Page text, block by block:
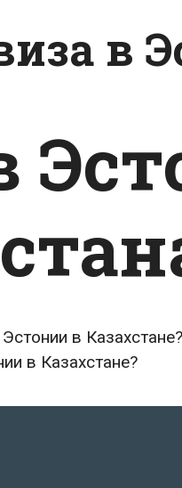
в
в Казахстане?
в Казахстане?